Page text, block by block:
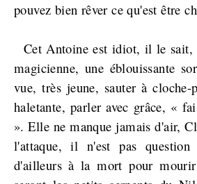
pouvez bien rêver ce qu'est être
Cet Antoine est idiot, il le sait,
magicienne, une éblouissante
vue, très jeune, sauter à
haletante, parler avec grâce, «
». Elle ne manque jamais d'air,
l'attaque, il n'est pas question
d'ailleurs à la mort pour